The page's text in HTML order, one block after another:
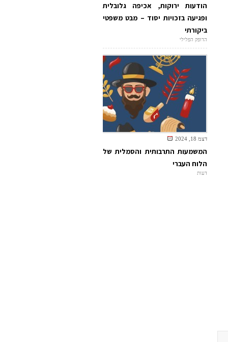
הודעות ירוקות, אכיפה גלובלית
ופגיעה בזכויות יסוד – מבט משפטי
ביקורתי
הדופק הפלילי
דצמ 18, 2024
המשמעות התרבותית והסמלית של
הלוח העברי
דעות